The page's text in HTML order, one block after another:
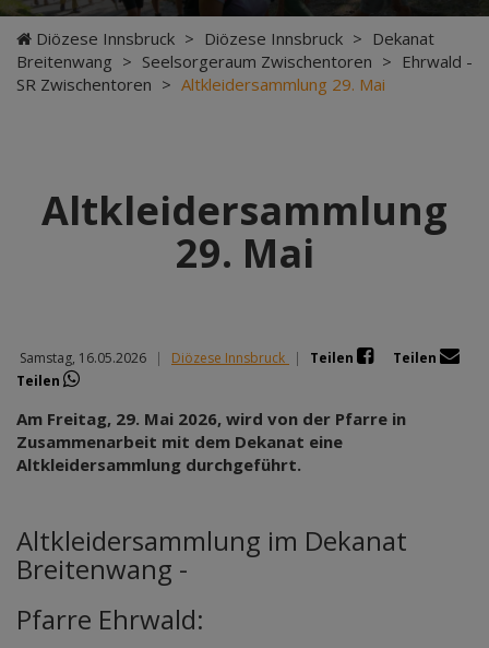
Diözese Innsbruck > Diözese Innsbruck > Dekanat
Breitenwang > Seelsorgeraum Zwischentoren > Ehrwald -
SR Zwischentoren > Altkleidersammlung 29. Mai
Altkleidersammlung
29. Mai
Samstag, 16.05.2026 | Diözese Innsbruck | Teilen
Teilen
Teilen
Am Freitag, 29. Mai 2026, wird von der Pfarre in
Zusammenarbeit mit dem Dekanat eine
Altkleidersammlung durchgeführt.
Altkleidersammlung im Dekanat
Breitenwang -
Pfarre Ehrwald: